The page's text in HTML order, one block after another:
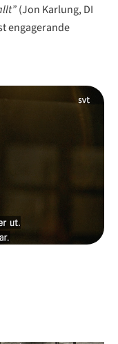
(Jon Karlung, DI
engagerande